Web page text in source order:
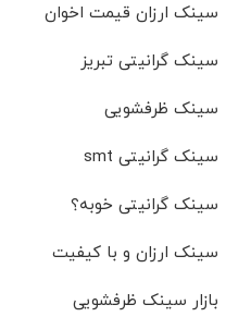
سینک ارزان قیمت اخوان
سینک گرانیتی تبریز
سینک ظرفشویی
سینک گرانیتی smt
سینک گرانیتی خوبه؟
سینک ارزان و با کیفیت
بازار سینک ظرفشویی